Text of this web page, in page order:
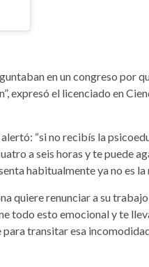
en un congreso por
expresó el licenciado en
“si no recibís la
a seis horas y te puede
habitualmente ya no es la
quiere renunciar a su
todo esto emocional y te
transitar esa